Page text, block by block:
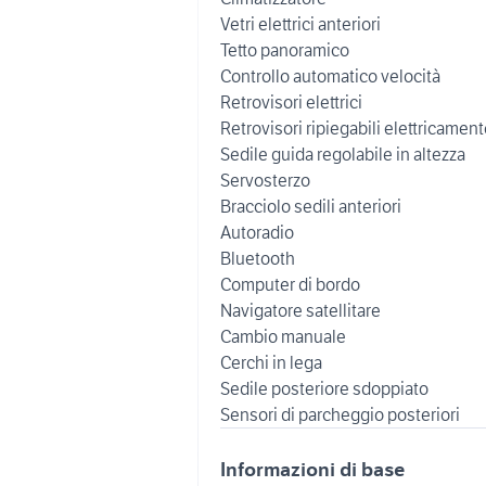
Vetri elettrici anteriori
Tetto panoramico
Controllo automatico velocità
Retrovisori elettrici
Retrovisori ripiegabili
Sedile guida regolabile in altezza
Servosterzo
Bracciolo sedili anteriori
Autoradio
Bluetooth
Computer di bordo
Navigatore satellitare
Cambio manuale
Cerchi in lega
Sedile posteriore sdoppiato
Informazioni di base